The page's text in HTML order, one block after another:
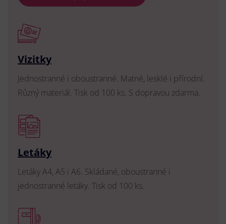
Vizitky
Jednostranné i oboustranné. Matné, lesklé i přírodní.
Různý materiál. Tisk od 100 ks. S dopravou zdarma.
Letáky
Letáky A4, A5 i A6. Skládané, oboustranné i
jednostranné letáky. Tisk od 100 ks.